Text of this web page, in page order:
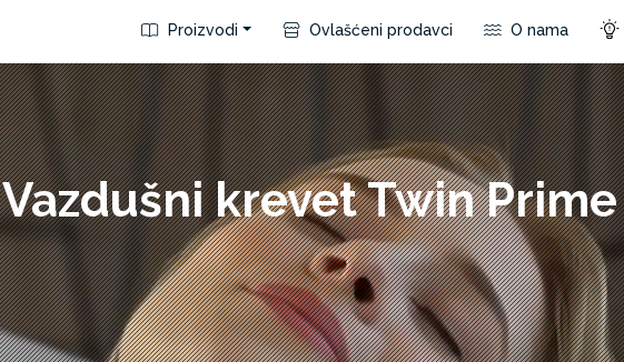
Proizvodi Ovlašćeni prodavci O nama
Vazdušni krevet Twin